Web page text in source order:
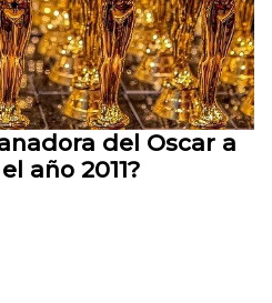
del Oscar a
año 2011?